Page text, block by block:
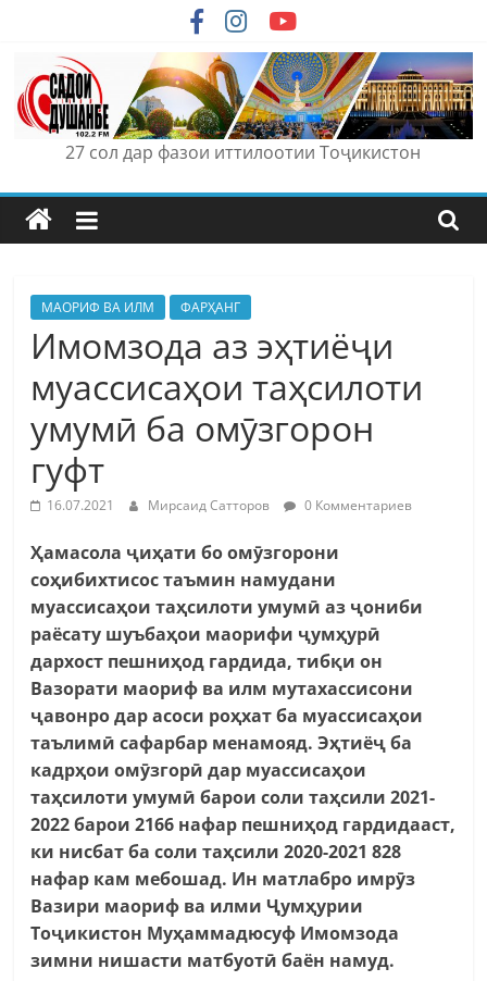
content
27 сол дар фазои иттилоотии Тоҷикистон
МАОРИФ ВА ИЛМ ФАРҲАНГ
Имомзода аз эҳтиёҷи
муассисаҳои таҳсилоти
умумӣ ба омӯзгорон
гуфт
16.07.2021 Мирсаид Сатторов 0 Комментариев
Ҳамасола ҷиҳати бо омӯзгорони
соҳибихтисос таъмин намудани
муассисаҳои таҳсилоти умумӣ аз ҷониби
раёсату шуъбаҳои маорифи ҷумҳурӣ
дархост пешниҳод гардида, тибқи он
Вазорати маориф ва илм мутахассисони
ҷавонро дар асоси роҳхат ба муассисаҳои
таълимӣ сафарбар менамояд. Эҳтиёҷ ба
кадрҳои омӯзгорӣ дар муассисаҳои
таҳсилоти умумӣ барои соли таҳсили 2021-
2022 барои 2166 нафар пешниҳод гардидааст,
ки нисбат ба соли таҳсили 2020-2021 828
нафар кам мебошад. Ин матлабро имрӯз
Вазири маориф ва илми Ҷумҳурии
Тоҷикистон Муҳаммадюсуф Имомзода
зимни нишасти матбуотӣ баён намуд.